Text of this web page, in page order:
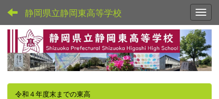
静岡県立静岡東高等学校
令和４年度末までの東高